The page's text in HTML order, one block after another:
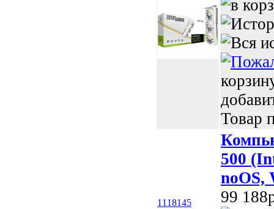
Товар
1118145
500
noOS,
99